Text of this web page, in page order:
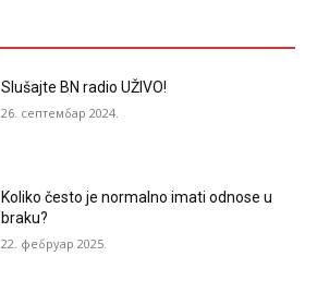
Slušajte BN radio UŽIVO!
26. септембар 2024.
Koliko često je normalno imati odnose u
braku?
22. фебруар 2025.